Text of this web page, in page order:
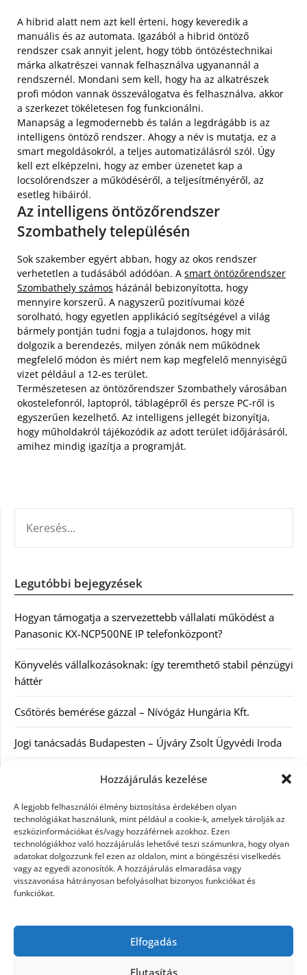
Hozzájárulás kezelése
A legjobb felhasználói élmény biztosítása érdekében olyan
technológiákat használunk, mint például a cookie-k, amelyek tárolják az
eszközinformációkat és/vagy hozzáférnek azokhoz. Ezen
technológiákhoz való hozzájárulás lehetővé teszi számunkra, hogy olyan
adatokat dolgozzunk fel ezen az oldalon, mint a böngészési viselkedés
vagy az egyedi azonosítók. A hozzájárulás elmaradása vagy
visszavonása hátrányosan befolyásolhat bizonyos funkciókat és
funkciókat.
Elfogadás
Elutasítás
A hibrid alatt nem azt kell érteni, hogy keveredik a
manuális és az automata. Igazából a hibrid öntöző
rendszer csak annyit jelent, hogy több öntözéstechnikai
márka alkatrészei vannak felhasználva ugyanannál a
rendszernél. Mondani sem kell, hogy ha az alkatrészek
profi módon vannak összeválogatva és felhasználva, akkor
a szerkezet tökéletesen fog funkcionálni.
Manapság a legmodernebb és talán a legdrágább is az
intelligens öntöző rendszer. Ahogy a név is mutatja, ez a
smart megoldásokról, a teljes automatizálásról szól. Úgy
kell ezt elképzelni, hogy az ember üzenetet kap a
locsolórendszer a működéséről, a teljesítményéről, az
esetleg hibáiról.
Az intelligens öntözőrendszer
Szombathely településén
Sok szakember egyért abban, hogy az okos rendszer
verhetetlen a tudásából adódóan. A smart öntözőrendszer
Szombathely számos házánál bebizonyította, hogy
mennyire korszerű. A nagyszerű pozitívumai közé
sorolható, hogy egyetlen applikáció segítségével a világ
bármely pontján tudni fogja a tulajdonos, hogy mit
dolgozik a berendezés, milyen zónák nem működnek
megfelelő módon és miért nem kap megfelelő mennyiségű
vizet például a 12-es terület.
Természetesen az öntözőrendszer Szombathely városában
okostelefonról, laptopról, táblagépről és persze PC-ről is
egyszerűen kezelhető. Az intelligens jellegét bizonyítja,
hogy műholdakról tájékozódik az adott terület időjárásáról,
amihez mindig igazítja a programját.
Legutóbbi bejegyzések
Hogyan támogatja a szervezettebb vállalati működést a
Panasonic KX-NCP500NE IP telefonközpont?
Könyvelés vállalkozásoknak: így teremthető stabil pénzügyi
háttér
Csőtörés bemérése gázzal – Nívógáz Hungária Kft.
Jogi tanácsadás Budapesten – Újváry Zsolt Ügyvédi Iroda
Arckrémek – mit érdemes tudni az öregedés lassításáról és
Kategóriák
Egyéb kategória
Szolgáltatás
Szórakozás
Webáruház